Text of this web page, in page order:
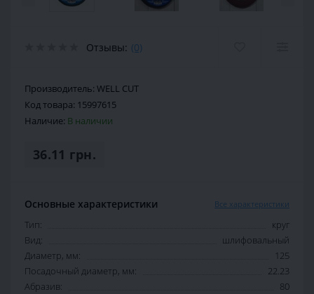
Отзывы: (0)
Производитель: WELL CUT
Код товара: 15997615
Наличие: В наличии
36.11 грн.
Основные характеристики Все характеристики
Тип:
круг
Вид:
шлифовальный
Диаметр, мм:
125
Посадочный диаметр, мм:
22.23
Абразив:
80